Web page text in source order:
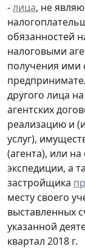
-лица, не
обязанностей
налоговыми
получения ими
другого лица
агентских
реализацию и
услуг),
(агента), или
экспедиции, а
застройщика
месту своего
выставленных
указанной
квартал 2018 г.